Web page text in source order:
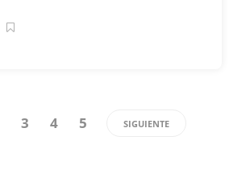
3 4 5 SIGUIENTE